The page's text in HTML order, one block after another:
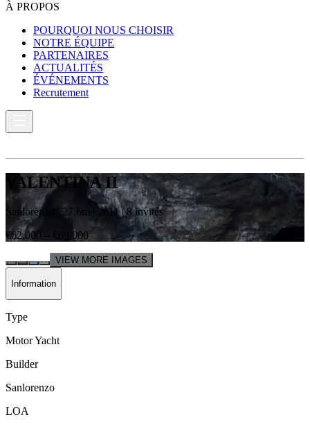
À PROPOS
POURQUOI NOUS CHOISIR
NOTRE ÉQUIPE
PARTENAIRES
ACTUALITÉS
ÉVÉNEMENTS
Recrutement
VALENTINA II
Sanlorenzo 27.6 2011|8 invités
€62,000 – €69,000
VIEW MORE IMAGES
Information
Type
Motor Yacht
Builder
Sanlorenzo
LOA